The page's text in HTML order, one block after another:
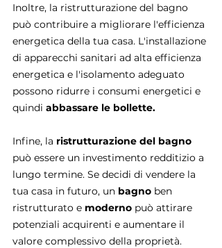
Inoltre, la ristrutturazione del bagno
può contribuire a migliorare l'efficienza
energetica della tua casa. L'installazione
di apparecchi sanitari ad alta efficienza
energetica e l'isolamento adeguato
possono ridurre i consumi energetici e
quindi abbassare le bollette.
Infine, la ristrutturazione del bagno
può essere un investimento redditizio a
lungo termine. Se decidi di vendere la
tua casa in futuro, un bagno ben
ristrutturato e moderno può attirare
potenziali acquirenti e aumentare il
valore complessivo della proprietà.